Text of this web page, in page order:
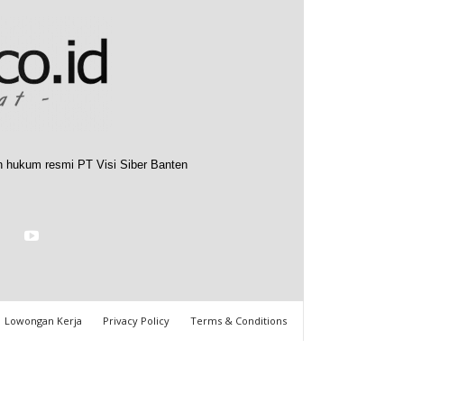
hukum resmi PT Visi Siber Banten
Lowongan Kerja Privacy Policy Terms & Conditions